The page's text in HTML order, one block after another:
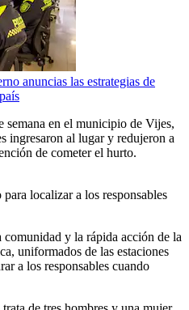
anuncias las estrategias de
en el municipio de Vijes,
ingresaron al lugar y redujeron a
de cometer el hurto.
localizar a los responsables
comunidad y la rápida acción de la
uniformados de las estaciones
a los responsables cuando